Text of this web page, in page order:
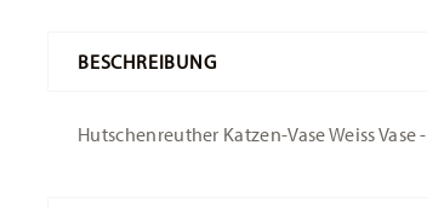
BESCHREIBUNG
Hutschenreuther Katzen-Vase Weiss